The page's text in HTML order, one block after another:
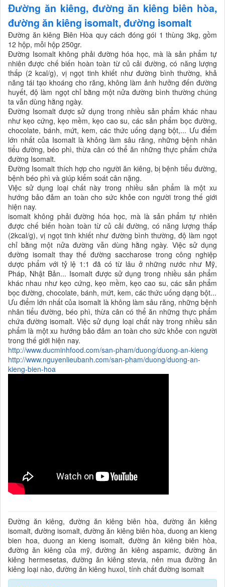
Đường ăn kiêng, đường ăn kiêng biên hòa,
đường ăn kiêng isomalt, đường isomalt
Đường ăn kiêng Biên Hòa quy cách đóng gói 1 thùng 3kg, gồm
12 hộp, mỗi hộp 250gr.
Đường Isomalt không phải đường hóa học, mà là sản phẩm tự
nhiên được chế biến hoàn toàn từ củ cải đường, có năng lượng
thấp (2 kcal/g), vị ngọt tinh khiết như đường bình thường, khả
năng tái tạo khoáng cho răng, không làm ảnh hưởng đến đường
huyết, độ làm ngọt chỉ bằng một nửa đường bình thường chúng
ta vẫn dùng hằng ngày.
Đường Isomalt được sử dụng trong nhiều sản phẩm khác nhau
như kẹo cứng, kẹo mềm, kẹo cao su, các sản phẩm bọc đường,
chocolate, bánh, mứt, kem, các thức uống dạng bột,... Ưu điểm
lớn nhất của Isomalt là không làm sâu răng, những bệnh nhân
tiểu đường, béo phì, thừa cân có thể ăn những thực phẩm chứa
đường Isomalt.
Đường Isomalt thích hợp cho người ăn kiêng, bị bệnh tiểu đường,
bệnh béo phì và giúp kiểm soát cân nặng.
Việc sử dụng loại chất này trong nhiều sản phẩm là một xu
hướng bảo đảm an toàn cho sức khỏe con người trong thế giới
hiện nay.
isomalt không phải đường hóa học, mà là sản phẩm tự nhiên
được chế biến hoàn toàn từ củ cải đường, có năng lượng thấp
(2kcal/g), vị ngọt tinh khiết như đường bình thường, độ làm ngọt
chỉ bằng một nửa đường vẫn dùng hằng ngày. Việc sử dụng
đường isomalt thay thế đường saccharose trong công nghiệp
dược phẩm với tỷ lệ 1:1 đã có từ lâu ở những nước như Mỹ,
Pháp, Nhật Bản... Isomalt được sử dụng trong nhiều sản phẩm
khác nhau như kẹo cứng, kẹo mềm, kẹo cao su, các sản phẩm
bọc đường, chocolate, bánh, mứt, kem, các thức uống dạng bột...
Ưu điểm lớn nhất của isomalt là không làm sâu răng, những bệnh
nhân tiểu đường, béo phì, thừa cân có thể ăn những thực phẩm
chứa đường isomalt. Việc sử dụng loại chất này trong nhiều sản
phẩm là một xu hướng bảo đảm an toàn cho sức khỏe con người
trong thế giới hiện nay.
http://www.ducminhfood.com/san-pham/duong/duong-an-kieng
http://www.nguyenlieubanh.com/san-pham/duong/duong-an-
kieng-bien-hoa
Đường ăn kiêng, đường ăn kiêng biên hòa, đường ăn kiêng
isomalt, đường isomalt, đường ăn kiêng biên hòa, duong an kieng
bien hoa, duong an kieng isomalt, đường ăn kiêng biên hòa,
đường ăn kiêng của mỹ, đường ăn kiêng aspamic, đường ăn
kiêng hermesetas, đường ăn kiêng stevia, nên mua đường ăn
kiêng loại nào, đường ăn kiêng huxol, tính chất đường isomalt